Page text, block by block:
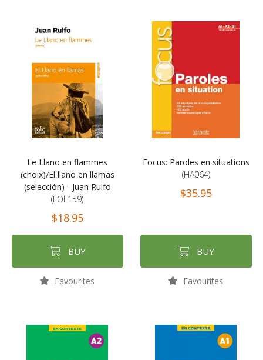
Le Llano en flammes
(choix)/El llano en llamas
(selección) - Juan Rulfo
(FOL159)
$18.95
BUY
Favourites
Focus: Paroles en situations
(HA064)
$35.95
BUY
Favourites